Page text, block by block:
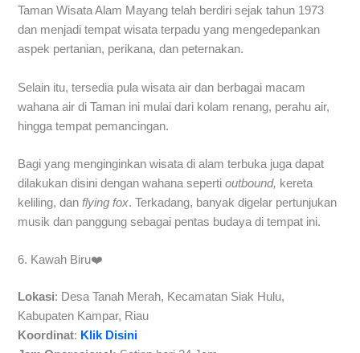
Taman Wisata Alam Mayang telah berdiri sejak tahun 1973
dan menjadi tempat wisata terpadu yang mengedepankan
aspek pertanian, perikana, dan peternakan.
Selain itu, tersedia pula wisata air dan berbagai macam
wahana air di Taman ini mulai dari kolam renang, perahu air,
hingga tempat pemancingan.
Bagi yang menginginkan wisata di alam terbuka juga dapat
dilakukan disini dengan wahana sepertioutbound, kereta
keliling, danflying fox. Terkadang, banyak digelar pertunjukan
musik dan panggung sebagai pentas budaya di tempat ini.
6. Kawah Biru❤️
Lokasi: Desa Tanah Merah, Kecamatan Siak Hulu,
Kabupaten Kampar, Riau
Koordinat: Klik Disini